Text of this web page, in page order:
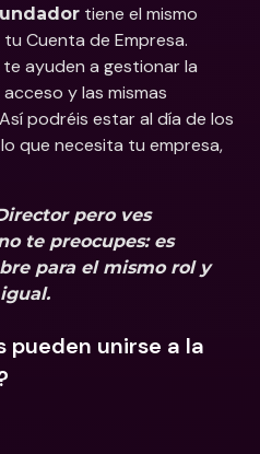
tiene el mismo
Cuenta de Empresa.
ayuden a gestionar la
y las mismas
podréis estar al día de los
que necesita tu empresa,
pero ves
te preocupes: es
para el mismo rol y
pueden unirse a la